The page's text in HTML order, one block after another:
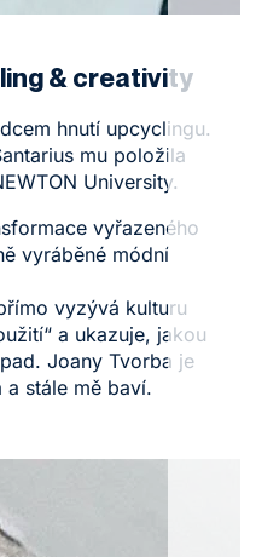
& creativity
hnutí upcyclingu.
mu položila
University.
vyřazeného
vyráběné módní
vyzývá kulturu
a ukazuje, jakou
Joany Tvorba je
a stále mě baví.